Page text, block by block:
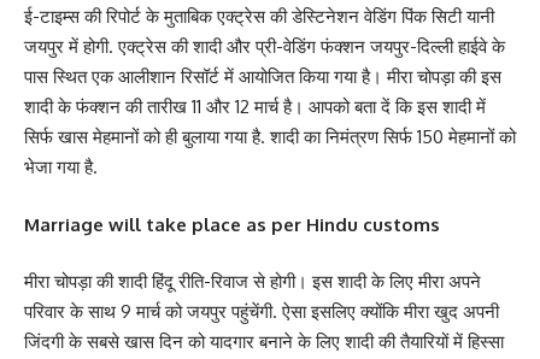
ई-टाइम्स की रिपोर्ट के मुताबिक एक्ट्रेस की डेस्टिनेशन वेडिंग पिंक सिटी यानी
जयपुर में होगी. एक्ट्रेस की शादी और प्री-वेडिंग फंक्शन जयपुर-दिल्ली हाईवे के
पास स्थित एक आलीशान रिसॉर्ट में आयोजित किया गया है। मीरा चोपड़ा की इस
शादी के फंक्शन की तारीख 11 और 12 मार्च है। आपको बता दें कि इस शादी में
सिर्फ खास मेहमानों को ही बुलाया गया है. शादी का निमंत्रण सिर्फ 150 मेहमानों को
भेजा गया है.
Marriage will take place as per Hindu customs
मीरा चोपड़ा की शादी हिंदू रीति-रिवाज से होगी। इस शादी के लिए मीरा अपने
परिवार के साथ 9 मार्च को जयपुर पहुंचेंगी. ऐसा इसलिए क्योंकि मीरा खुद अपनी
जिंदगी के सबसे खास दिन को यादगार बनाने के लिए शादी की तैयारियों में हिस्सा